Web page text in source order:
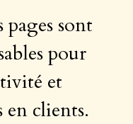
sont
pour
et
clients.